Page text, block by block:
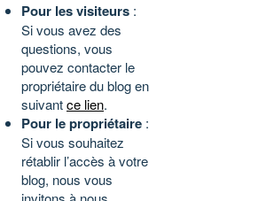
Pour les visiteurs :
Si vous avez des
questions, vous
pouvez contacter le
propriétaire du blog en
suivantce lien.
Pour le propriétaire :
Si vous souhaitez
rétablir l’accès à votre
blog, nous vous